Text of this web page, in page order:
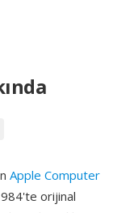
Apple Computer
orijinal